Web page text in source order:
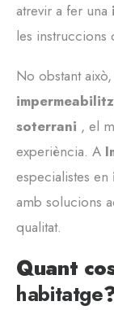
atrevir a fer una
les instruccions
No obstant
soterrani , el
experiència. A
especialistes en
amb solucions
qualitat.
Quant
habitatge